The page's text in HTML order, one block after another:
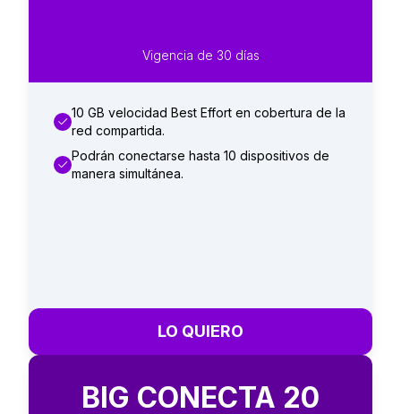
Vigencia de 30 días
10 GB velocidad Best Effort en cobertura de la
red compartida.
Podrán conectarse hasta 10 dispositivos de
manera simultánea.
LO QUIERO
BIG CONECTA 20